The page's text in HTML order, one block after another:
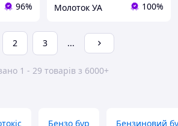
96% Молоток УА 100%
2 3 ...
1 - 29 товарів з 6000+
Бензо бур Бензиновий